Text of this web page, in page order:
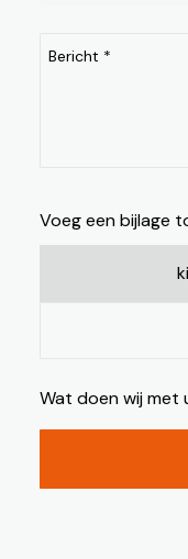
Bericht *
Voeg een bijlage
Wat doen wij met